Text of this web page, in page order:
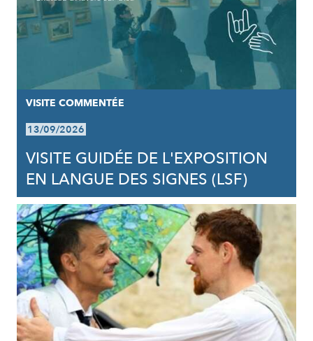
VISITE COMMENTÉE
13/09/2026
VISITE GUIDÉE DE L'EXPOSITION
EN LANGUE DES SIGNES (LSF)